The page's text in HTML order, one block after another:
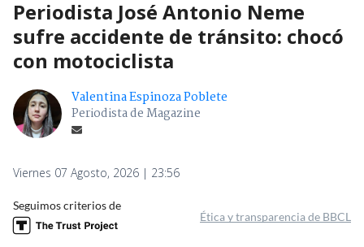
Periodista José Antonio Neme
sufre accidente de tránsito: chocó
con motociclista
Valentina Espinoza Poblete
Periodista de Magazine
Viernes 07 Agosto, 2026 | 23:56
Seguimos criterios de
Ética y transparencia de BBCL